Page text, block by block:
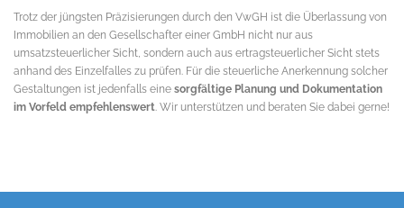
Trotz der jüngsten Präzisierungen durch den VwGH ist die Überlassung von
Immobilien an den Gesellschafter einer GmbH nicht nur aus
umsatzsteuerlicher Sicht, sondern auch aus ertragsteuerlicher Sicht stets
anhand des Einzelfalles zu prüfen. Für die steuerliche Anerkennung solcher
Gestaltungen ist jedenfalls eine sorgfältige Planung und Dokumentation
im Vorfeld empfehlenswert. Wir unterstützen und beraten Sie dabei gerne!